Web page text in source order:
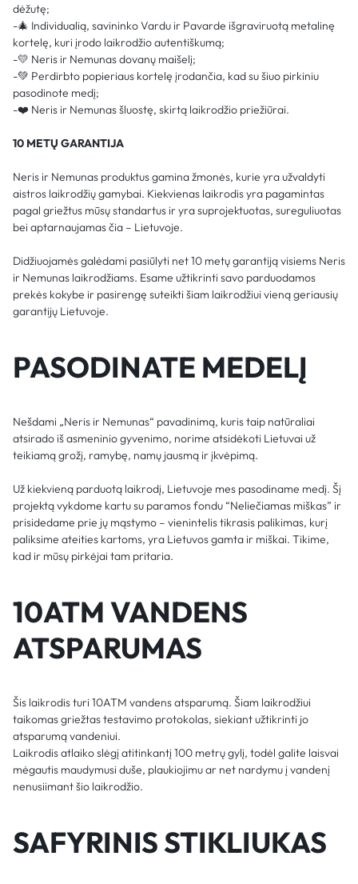
dėžutę;
-🎄 Individualią, savininko Vardu ir Pavarde išgraviruotą metalinę
kortelę, kuri įrodo laikrodžio autentiškumą;
-💛 Neris ir Nemunas dovanų maišelį;
-💚 Perdirbto popieriaus kortelę įrodančia, kad su šiuo pirkiniu
pasodinote medį;
-❤️ Neris ir Nemunas šluostę, skirtą laikrodžio priežiūrai.
10 METŲ GARANTIJA
Neris ir Nemunas produktus gamina žmonės, kurie yra užvaldyti
aistros laikrodžių gamybai. Kiekvienas laikrodis yra pagamintas
pagal griežtus mūsų standartus ir yra suprojektuotas, sureguliuotas
bei aptarnaujamas čia – Lietuvoje.
Didžiuojamės galėdami pasiūlyti net 10 metų garantiją visiems Neris
ir Nemunas laikrodžiams. Esame užtikrinti savo parduodamos
prekės kokybe ir pasirengę suteikti šiam laikrodžiui vieną geriausių
garantijų Lietuvoje.
PASODINATE MEDELĮ
Nešdami „Neris ir Nemunas“ pavadinimą, kuris taip natūraliai
atsirado iš asmeninio gyvenimo, norime atsidėkoti Lietuvai už
teikiamą grožį, ramybę, namų jausmą ir įkvėpimą.
Už kiekvieną parduotą laikrodį, Lietuvoje mes pasodiname medį. Šį
projektą vykdome kartu su paramos fondu “Neliečiamas miškas” ir
prisidedame prie jų mąstymo – vienintelis tikrasis palikimas, kurį
paliksime ateities kartoms, yra Lietuvos gamta ir miškai. Tikime,
kad ir mūsų pirkėjai tam pritaria.
10ATM VANDENS
ATSPARUMAS
Šis laikrodis turi 10ATM vandens atsparumą. Šiam laikrodžiui
taikomas griežtas testavimo protokolas, siekiant užtikrinti jo
atsparumą vandeniui.
Laikrodis atlaiko slėgį atitinkantį 100 metrų gylį, todėl galite laisvai
mėgautis maudymusi duše, plaukiojimu ar net nardymu į vandenį
nenusiimant šio laikrodžio.
SAFYRINIS STIKLIUKAS